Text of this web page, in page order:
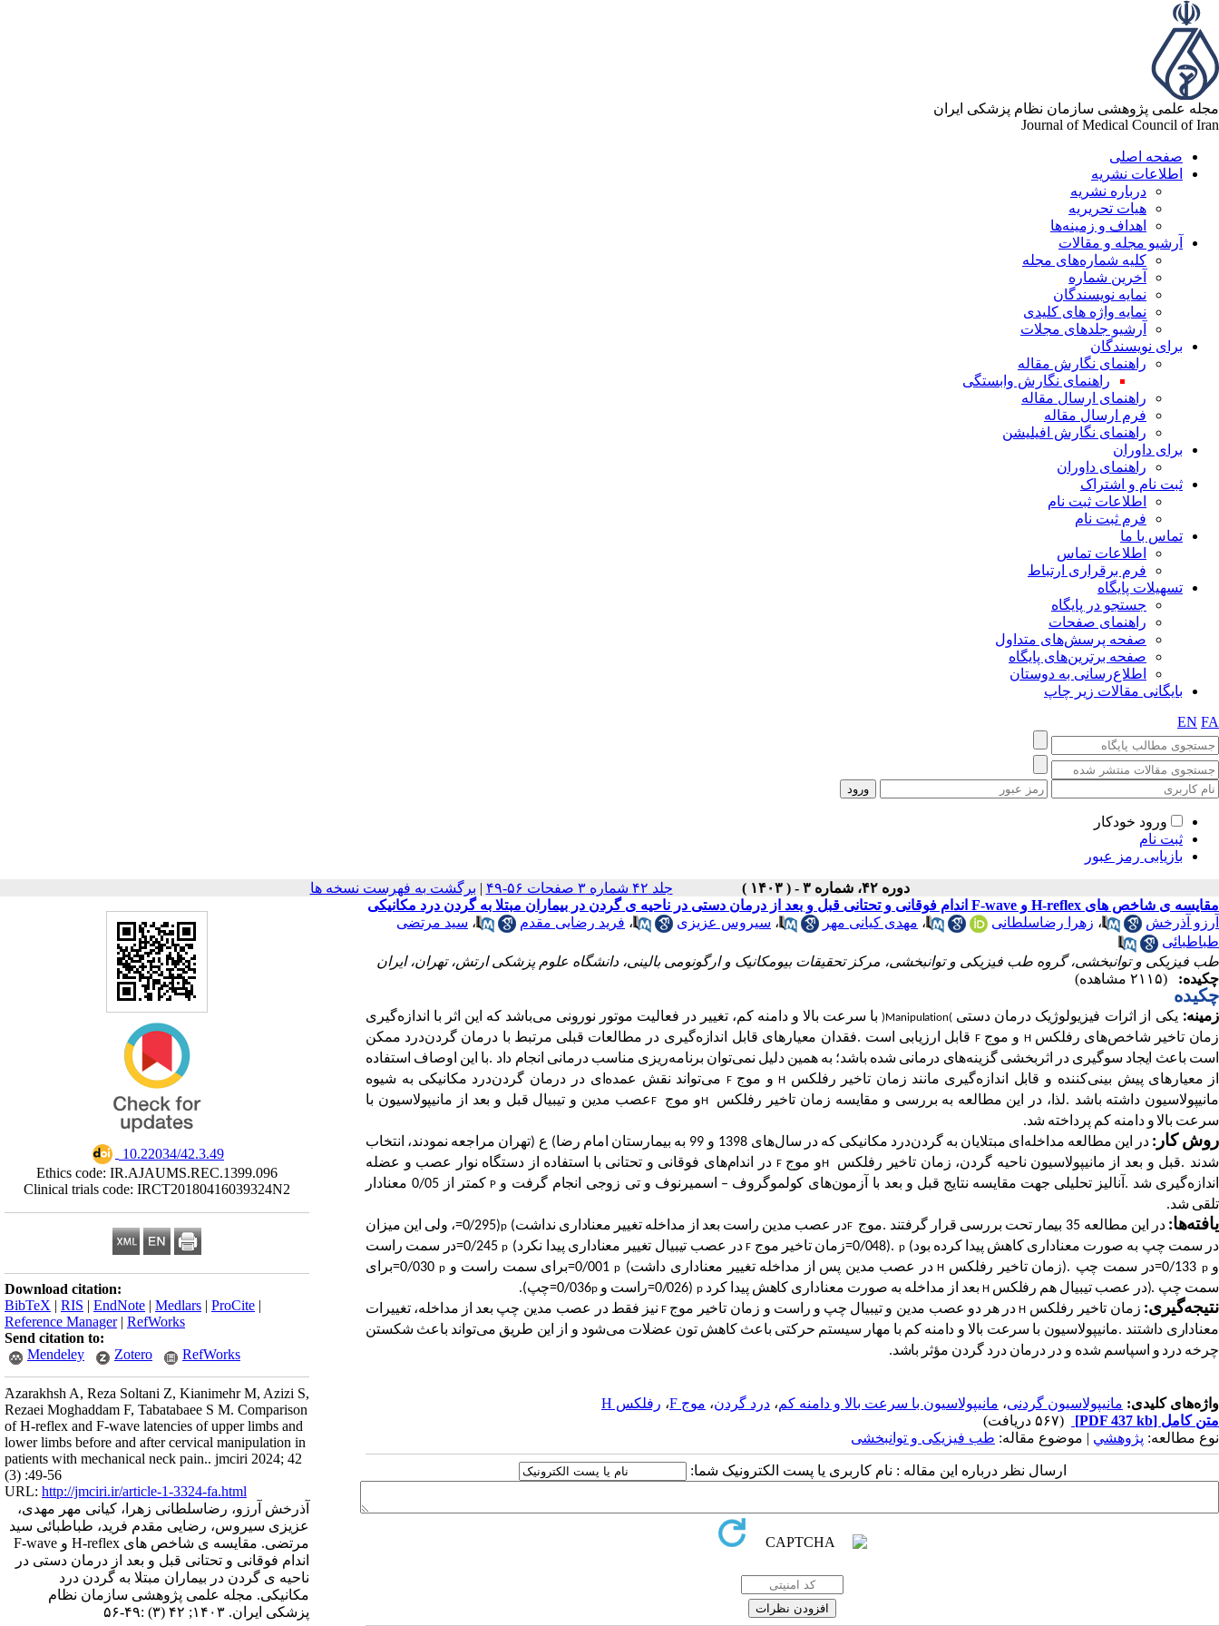
مجله علمی پژوهشی سازمان نظام پزشکی ایران
Journal of Medical Council of Iran
صفحه اصلی
اطلاعات نشریه
درباره نشریه
هیات تحریریه
اهداف و زمینه‌ها
آرشیو مجله و مقالات
کلیه شماره‌های مجله
آخرین شماره
نمایه نویسندگان
نمایه واژه های کلیدی
آرشیو جلدهای مجلات
برای نویسندگان
راهنمای نگارش مقاله
راهنمای نگارش وابستگی
راهنمای ارسال مقاله
فرم ارسال مقاله
راهنمای نگارش افیلیشن
برای داوران
راهنمای داوران
ثبت نام و اشتراک
اطلاعات ثبت نام
فرم ثبت نام
تماس با ما
اطلاعات تماس
فرم برقراری ارتباط
تسهیلات پایگاه
جستجو در پایگاه
راهنمای صفحات
صفحه پرسش‌های متداول
صفحه برترین‌های پایگاه
اطلاع‌رسانی به دوستان
بایگانی مقالات زیر چاپ
EN FA
ورود خودکار
ثبت نام
بازیابی رمز عبور
دوره ۴۲، شماره ۳ - ( ۱۴۰۳ ) جلد ۴۲ شماره ۳ صفحات ۵۶-۴۹ | برگشت به فهرست نسخه ها
‎ 10.22034/42.3.49
Ethics code: IR.AJAUMS.REC.1399.096
Clinical trials code: IRCT20180416039324N2
Download citation:
BibTeX | RIS | EndNote | Medlars | ProCite |
Reference Manager| RefWorks
Send citation to:
Mendeley
Zotero RefWorks
َAzarakhsh A, Reza Soltani Z, Kianimehr M, Azizi S,
Rezaei Moghaddam F, Tabatabaee S M. Comparison
of H-reflex and F-wave latencies of upper limbs and
lower limbs before and after cervical manipulation in
patients with mechanical neck pain.. jmciri 2024; 42
(3) :49-56
URL: http://jmciri.ir/article-1-3324-fa.html
آذرخش آرزو، رضاسلطانی زهرا، کیانی مهر مهدی،
عزیزی سیروس، رضایی مقدم فرید، طباطبائی سید
مرتضی. مقایسه ی شاخص های H-reflex و F-wave
اندام فوقانی و تحتانی قبل و بعد از درمان دستی در
ناحیه ی گردن در بیماران مبتلا به گردن درد
مکانیکی. مجله علمی پژوهشی سازمان نظام
پزشکی ایران. ۱۴۰۳; ۴۲ (۳) :۴۹-۵۶
مقایسه ی شاخص های H-reflex و F-wave اندام فوقانی و تحتانی قبل و بعد از درمان دستی در ناحیه ی گردن در بیماران مبتلا به گردن درد مکانیکی
آرزو آذرخش
، زهرا رضاسلطانی ، مهدی کیانی مهر ، سیروس عزیزی ، فرید رضایی مقدم ، سید مرتضی
طباطبائی
طب فیزیکی و توانبخشی، گروه طب فیزیکی و توانبخشی، مرکز تحقیقات بیومکانیک و ارگونومی بالینی، دانشگاه علوم پزشکی ارتش، تهران، ایران
چکیده:
(۲۱۱۵ مشاهده)
چکیده
زمینه: یکی از اثرات فیزیولوژیک درمان دستی (
Manipulation
) با سرعت بالا و دامنه کم، تغییر در فعالیت موتور نورونی میباشد که این اثر با اندازهگیری
زمان تاخیر شاخصهای رفلکس H و موج F قابل ارزیابی است .فقدان معیارهای قابل اندازهگیری در مطالعات قبلی مرتبط با درمان گردندرد ممکن
است باعث ایجاد سوگیری در اثربخشی گزینههای درمانی شده باشد؛ به همین دلیل نمیتوان برنامهریزی مناسب درمانی انجام داد .با این اوصاف استفاده
از
معیارهای پیش بینیکننده و قابل اندازهگیری مانند زمان تاخیر رفلکس H و موج F میتواند نقش عمده ای در درمان گردندرد مکانیکی به شیوه
مانیپولاسیون داشته باشد .لذا، در این مطالعه به بررسی و مقایسه زمان تاخیر رفلکس Hو موج Fعصب مدین و تیبیال قبل و بعد از مانیپولاسیون با
سرعت بالا و دامنه کم پرداخته شد.
روش کار: در این مطالعه مداخله ای مبتلایان به گردندرد مکانیکی که در سالهای 1398 و 99 به بیمارستان امام رضا( ع )تهران مراجعه نمودند، انتخاب
شدند .قبل و بعد از مانیپولاسیون ناحیه گردن، زمان تاخیر رفلکس Hو موج F در اندامهای فوقانی و تحتانی با استفاده از دستگاه نوار عصب و عضله
اندازهگیری شد . آنالیز تحلیلی جهت مقایسه نتایج قبل و بعد با آزمونهای کولموگروف – اسمیرنوف و تی زوجی انجام گرفت و P کمتر از 0/05 معنادار
تلقی شد.
یافتهها: در این مطالعه 35 بیمار تحت بررسی قرار گرفتند .موج Fدر عصب مدین راست بعد از مداخله تغییر معناداری نداشت(
p
=0/295)، ولی این میزان
در سمت چپ به صورت معناداری کاهش پیدا کرده بود(
p
=0/048).زمان تاخیر موج F در عصب تیبیال تغییر معناداری پیدا نکرد(
p
=0/245در سمت راست
و p
=0/133در سمت چپ ).زمان تاخیر رفلکس H در عصب مدین پس از مداخله تغییر معناداری داشت(
p
=0/001برای سمت راست و p
=0/030برای
سمت چپ ).در عصب تیبیال هم رفلکس H بعد از مداخله به صورت معناداری کاهش پیدا کرد p
=0/026)راست و p
=0/036چپ.(
نتیجهگیری: زمان تاخیر رفلکس H در هر دو عصب مدین و تیبیال چپ و راست و زمان تاخیر موج F نیز فقط در عصب مدین چپ بعد از مداخله، تغییرات
معناداری داشتند .مانیپولاسیون با سرعت بالا و دامنه کم با مهار سیستم حرکتی باعث کاهش تون عضلات میشود و از این طریق میتواند باعث شکستن
چرخه درد و اسپاسم شده و در درمان درد گردن مؤثر باشد.
واژه‌های کلیدی: مانیپولاسیون گردنی، مانیپولاسیون با سرعت بالا و دامنه کم، درد گردن، موج F ، رفلکس H
متن کامل [PDF 437 kb]
(۵۶۷ دریافت)
نوع مطالعه: پژوهشي | موضوع مقاله: طب فیزیکی و توانبخشی
ارسال نظر درباره این مقاله : نام کاربری یا پست الکترونیک شما: